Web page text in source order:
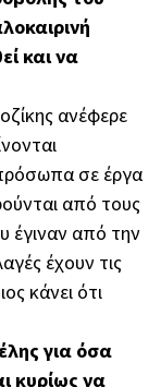
και να
ανέφερε
σε έργα
από τους
έγιναν από την
έχουν τις
κάνει ότι
για όσα
κυρίως να